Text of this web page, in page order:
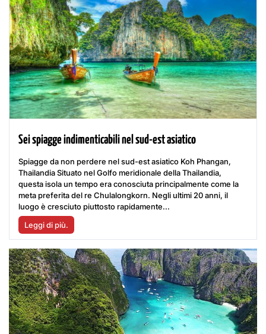
Sei spiagge indimenticabili nel sud-est asiatico
Spiagge da non perdere nel sud-est asiatico Koh Phangan,
Thailandia Situato nel Golfo meridionale della Thailandia,
questa isola un tempo era conosciuta principalmente come la
meta preferita del re Chulalongkorn. Negli ultimi 20 anni, il
luogo è cresciuto piuttosto rapidamente...
Leggi di più.